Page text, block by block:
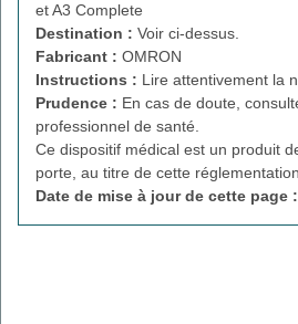
et A3 Complete
Destination : Voir ci-dessus.
Fabricant : OMRON
Instructions : Lire attentivement la
Prudence : En cas de doute,
professionnel de santé.
Ce dispositif médical est un produit
porte, au titre de cette
Date de mise à jour de cette page :